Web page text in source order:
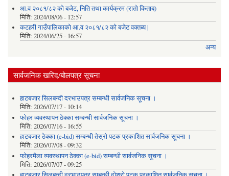
आ.व २०८१/८२ को बजेट, निति तथा कार्यक्रम (रातो किताब)
मिति: 2024/08/06 - 12:57
कटहरी गाउँपालिकाको आ.व २०८१/८२ को बजेट वक्तब्य |
मिति: 2024/06/25 - 16:57
अन्य
सार्वजनिक खरिद/बोलपत्र सूचना
हाटबजार सिलबन्दी दरभाउपत्र सम्बन्धी सार्वजनिक सूचना ।
मिति: 2026/07/17 - 10:14
फोहर व्यवस्थापन ठेक्का सम्बन्धी सार्वजनिक सूचना ।
मिति: 2026/07/16 - 16:55
हाटबजार ठेक्का (e-bid) सम्बन्धी तेस्रो पटक प्रकाशित सार्वजनिक सूचना ।
मिति: 2026/07/08 - 09:32
फोहरमैला व्यवस्थापन ठेक्का (e-bid) सम्बन्धी सार्वजनिक सूचना ।
मिति: 2026/07/07 - 09:25